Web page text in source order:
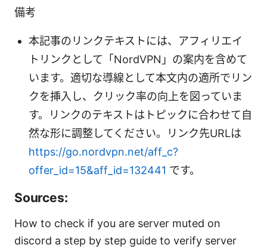
備考
本記事のリンクテキストには、アフィリエイ
トリンクとして「NordVPN」の案内を含めて
います。適切な導線として本文内の適所でリン
クを挿入し、クリック率の向上を図っていま
す。リンクのテキストはトピックに合わせて自
然な形に調整してください。リンク先URLは
https://go.nordvpn.net/aff_c?
offer_id=15&aff_id=132441 です。
Sources:
How to check if you are server muted on
discord a step by step guide to verify server